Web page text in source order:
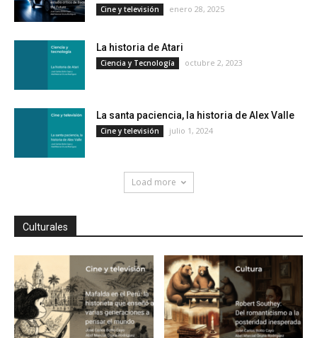
Cine y televisión enero 28, 2025
La historia de Atari
Ciencia y Tecnología octubre 2, 2023
La santa paciencia, la historia de Alex Valle
Cine y televisión julio 1, 2024
Load more
Culturales